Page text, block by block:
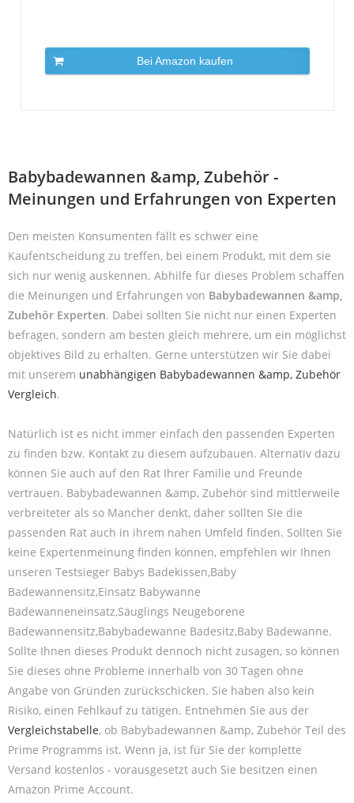
Bei Amazon kaufen
Babybadewannen &amp, Zubehör -
Meinungen und Erfahrungen von Experten
Den meisten Konsumenten fällt es schwer eine
Kaufentscheidung zu treffen, bei einem Produkt, mit dem sie
sich nur wenig auskennen. Abhilfe für dieses Problem schaffen
die Meinungen und Erfahrungen von Babybadewannen &amp,
Zubehör Experten. Dabei sollten Sie nicht nur einen Experten
befragen, sondern am besten gleich mehrere, um ein möglichst
objektives Bild zu erhalten. Gerne unterstützen wir Sie dabei
mit unserem unabhängigen Babybadewannen &amp, Zubehör
Vergleich.
Natürlich ist es nicht immer einfach den passenden Experten
zu finden bzw. Kontakt zu diesem aufzubauen. Alternativ dazu
können Sie auch auf den Rat Ihrer Familie und Freunde
vertrauen. Babybadewannen &amp, Zubehör sind mittlerweile
verbreiteter als so Mancher denkt, daher sollten Sie die
passenden Rat auch in ihrem nahen Umfeld finden. Sollten Sie
keine Expertenmeinung finden können, empfehlen wir Ihnen
unseren Testsieger Babys Badekissen,Baby
Badewannensitz,Einsatz Babywanne
Badewanneneinsatz,Säuglings Neugeborene
Badewannensitz,Babybadewanne Badesitz,Baby Badewanne.
Sollte Ihnen dieses Produkt dennoch nicht zusagen, so können
Sie dieses ohne Probleme innerhalb von 30 Tagen ohne
Angabe von Gründen zurückschicken. Sie haben also kein
Risiko, einen Fehlkauf zu tätigen. Entnehmen Sie aus der
Vergleichstabelle, ob Babybadewannen &amp, Zubehör Teil des
Prime Programms ist. Wenn ja, ist für Sie der komplette
Versand kostenlos - vorausgesetzt auch Sie besitzen einen
Amazon Prime Account.